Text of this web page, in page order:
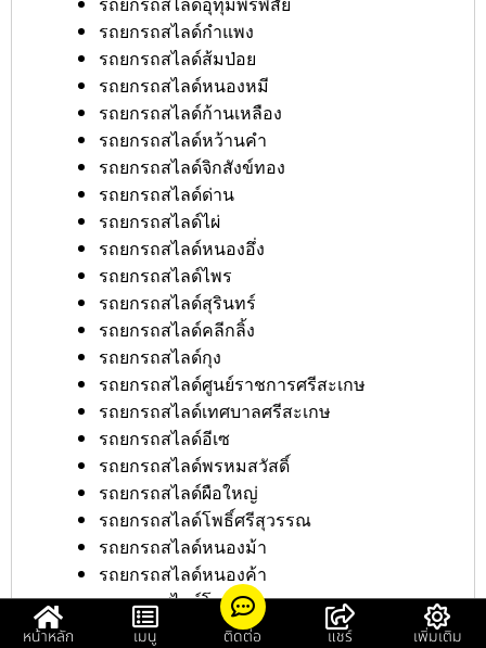
รถยกรถสไลด์กำแพง
รถยกรถสไลด์ส้มป่อย
รถยกรถสไลด์หนองหมี
รถยกรถสไลด์ก้านเหลือง
รถยกรถสไลด์หว้านคำ
รถยกรถสไลด์จิกสังข์ทอง
รถยกรถสไลด์ด่าน
รถยกรถสไลด์ไผ่
รถยกรถสไลด์หนองอึ่ง
รถยกรถสไลด์ไพร
รถยกรถสไลด์สุรินทร์
รถยกรถสไลด์คลีกลิ้ง
รถยกรถสไลด์กุง
รถยกรถสไลด์ศูนย์ราชการศรีสะเกษ
รถยกรถสไลด์เทศบาลศรีสะเกษ
รถยกรถสไลด์อีเซ
รถยกรถสไลด์พรหมสวัสดิ์
รถยกรถสไลด์ผือใหญ่
รถยกรถสไลด์โพธิ์ศรีสุวรรณ
รถยกรถสไลด์หนองม้า
รถยกรถสไลด์หนองค้า
รถยกรถสไลด์โดด
รถยกรถสไลด์ตำแย
หน้าหลัก เมนู ติดต่อ แชร์ เพิ่มเติม